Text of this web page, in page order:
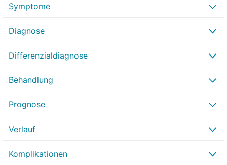
Symptome
Diagnose
Differenzialdiagnose
Behandlung
Prognose
Verlauf
Komplikationen